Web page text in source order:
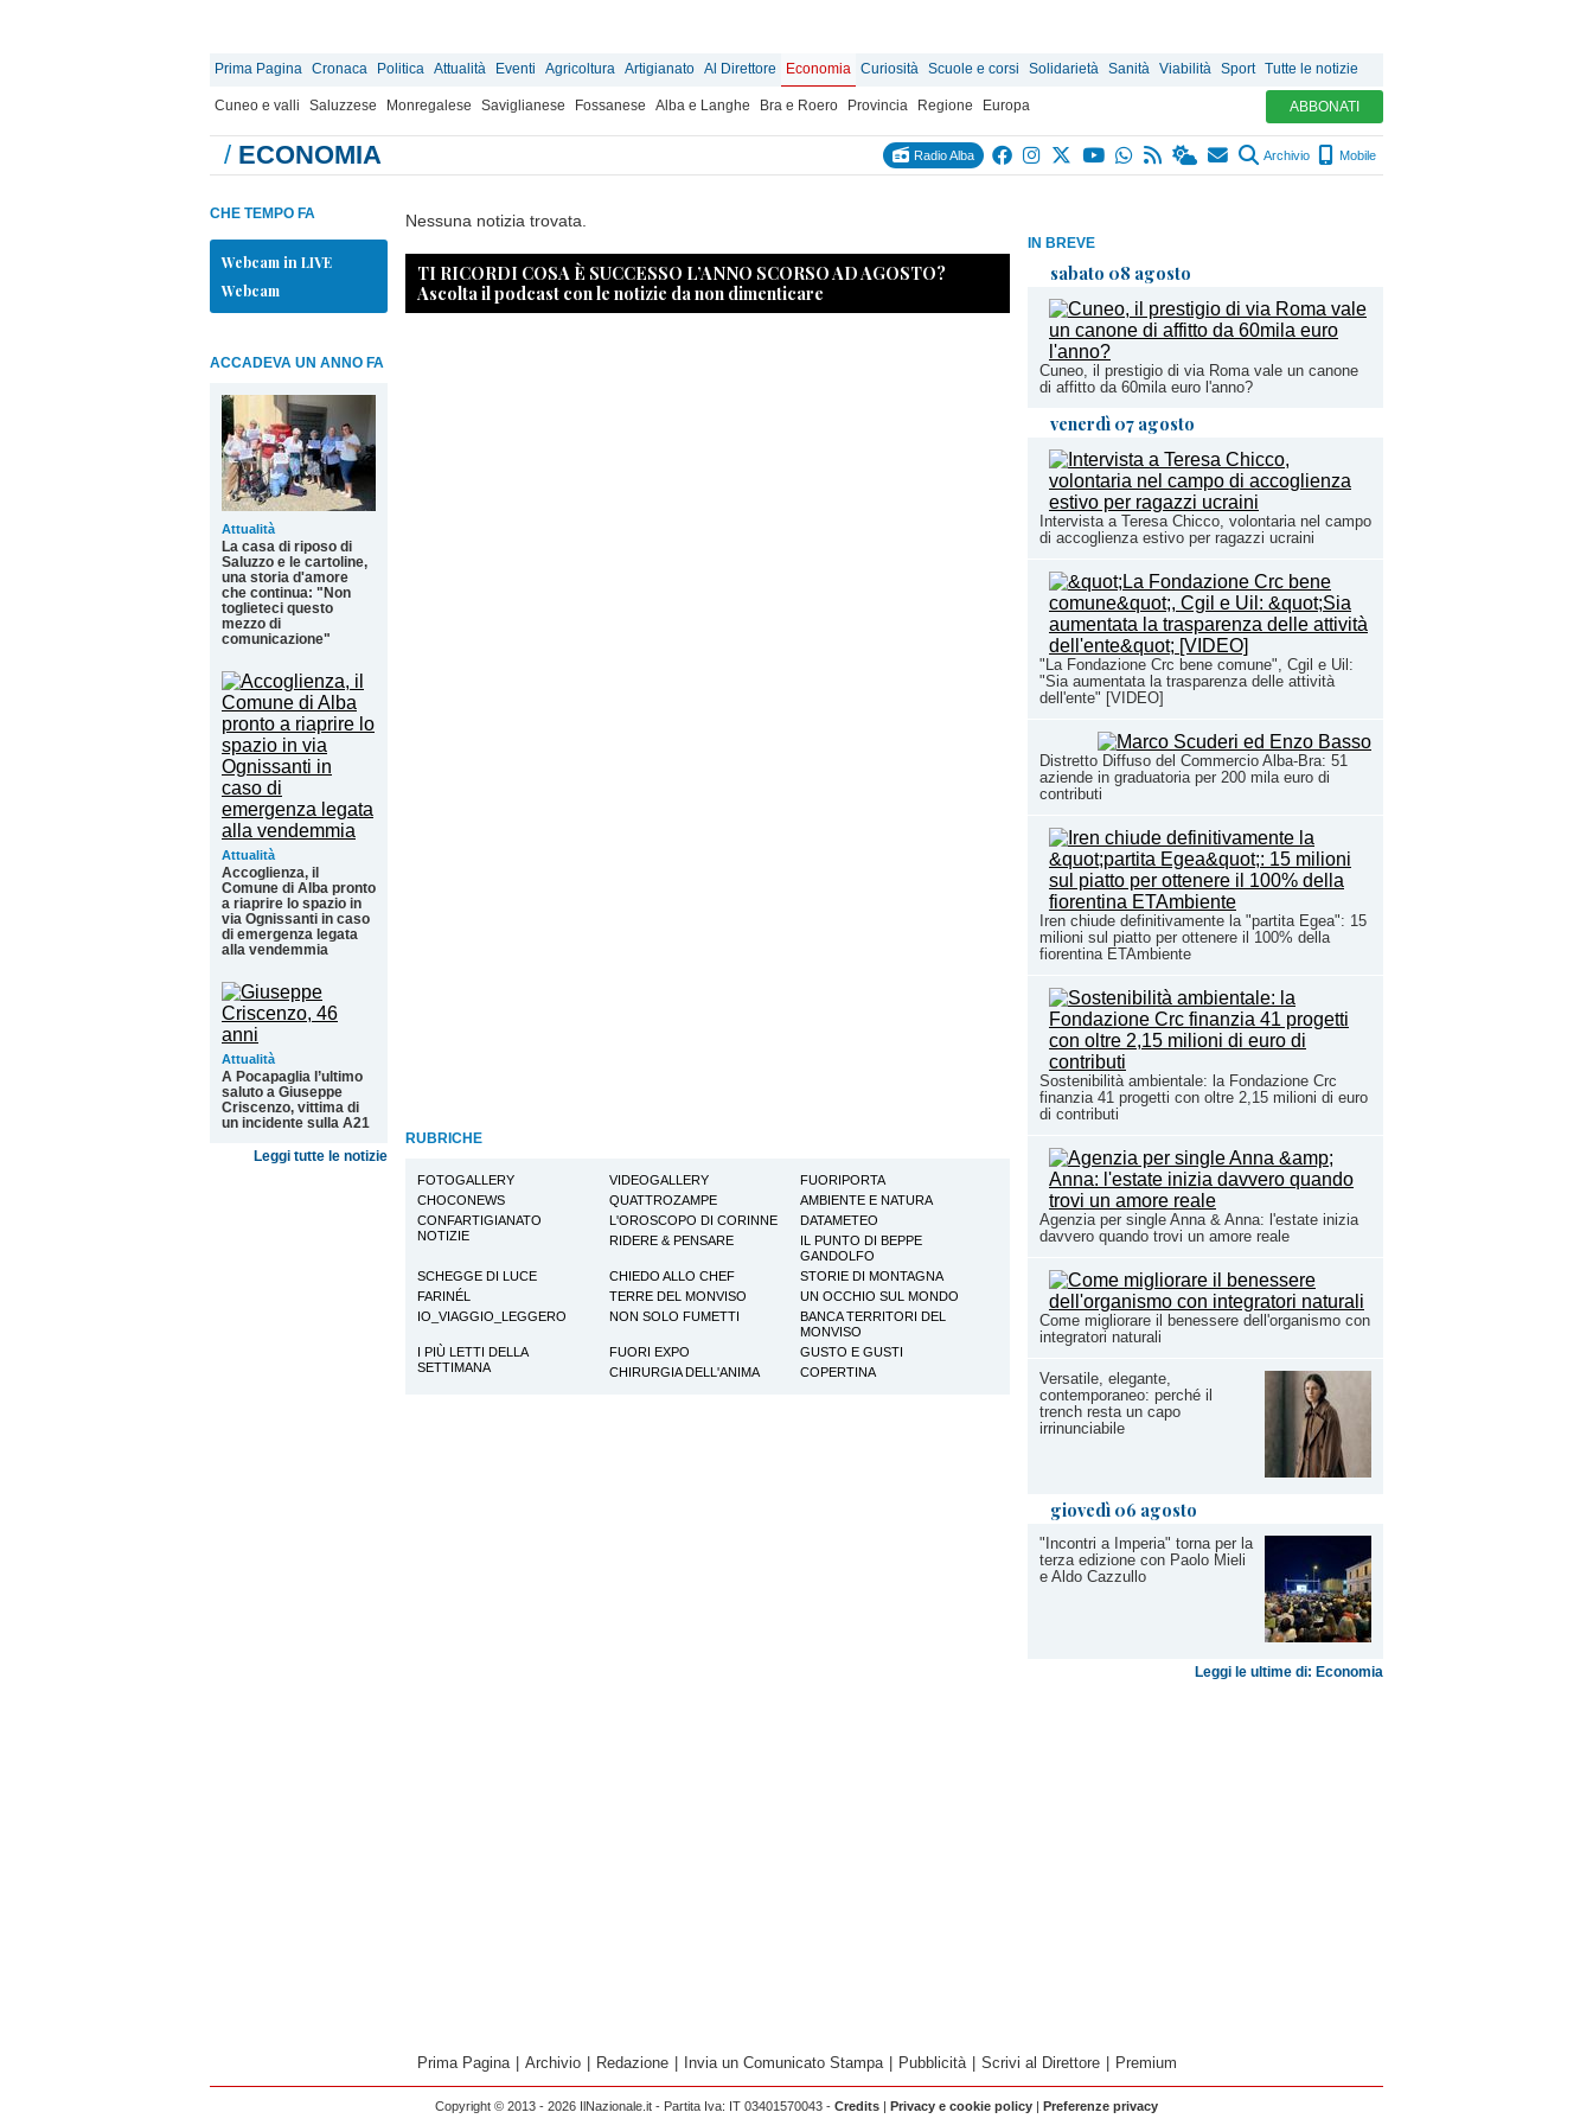
Prima Pagina Cronaca Politica Attualità Eventi Agricoltura Artigianato Al Direttore Economia Curiosità Scuole e corsi Solidarietà Sanità Viabilità Sport Tutte le notizie
Cuneo e valli Saluzzese Monregalese Saviglianese Fossanese Alba e Langhe Bra e Roero Provincia Regione Europa ABBONATI
/ ECONOMIA Radio Alba Archivio Mobile
IN BREVE
sabato 08 agosto
Cuneo, il prestigio di via Roma vale un canone
di affitto da 60mila euro l'anno?
venerdì 07 agosto
Intervista a Teresa Chicco, volontaria nel campo
di accoglienza estivo per ragazzi ucraini
"La Fondazione Crc bene comune", Cgil e Uil:
"Sia aumentata la trasparenza delle attività
dell'ente" [VIDEO]
Distretto Diffuso del Commercio Alba-Bra: 51
aziende in graduatoria per 200 mila euro di
contributi
Iren chiude definitivamente la "partita Egea": 15
milioni sul piatto per ottenere il 100% della
fiorentina ETAmbiente
Sostenibilità ambientale: la Fondazione Crc
finanzia 41 progetti con oltre 2,15 milioni di euro
di contributi
Agenzia per single Anna & Anna: l'estate inizia
davvero quando trovi un amore reale
Come migliorare il benessere dell'organismo con
integratori naturali
Versatile, elegante,
contemporaneo: perché il
trench resta un capo
irrinunciabile
giovedì 06 agosto
"Incontri a Imperia" torna per la
terza edizione con Paolo Mieli
e Aldo Cazzullo
Leggi le ultime di: Economia
CHE TEMPO FA
Webcam in LIVE
Webcam
ACCADEVA UN ANNO FA
Attualità
La casa di riposo di
Saluzzo e le cartoline,
una storia d'amore
che continua: "Non
toglieteci questo
mezzo di
comunicazione"
Attualità
Accoglienza, il
Comune di Alba pronto
a riaprire lo spazio in
via Ognissanti in caso
di emergenza legata
alla vendemmia
Attualità
A Pocapaglia l’ultimo
saluto a Giuseppe
Criscenzo, vittima di
un incidente sulla A21
Leggi tutte le notizie
Nessuna notizia trovata.
TI RICORDI COSA È SUCCESSO L’ANNO SCORSO AD AGOSTO?
Ascolta il podcast con le notizie da non dimenticare
RUBRICHE
FOTOGALLERY VIDEOGALLERY
FUORIPORTA
CHOCONEWS
QUATTROZAMPE
AMBIENTE E NATURA
CONFARTIGIANATO
NOTIZIE
L'OROSCOPO DI CORINNE
DATAMETEO
RIDERE & PENSARE
IL PUNTO DI BEPPE
GANDOLFO
SCHEGGE DI LUCE
CHIEDO ALLO CHEF
STORIE DI MONTAGNA
FARINÉL
TERRE DEL MONVISO
UN OCCHIO SUL MONDO
IO_VIAGGIO_LEGGERO
NON SOLO FUMETTI
BANCA TERRITORI DEL
MONVISO
I PIÙ LETTI DELLA
SETTIMANA
FUORI EXPO
GUSTO E GUSTI
CHIRURGIA DELL'ANIMA
COPERTINA
Prima Pagina Archivio Redazione Invia un Comunicato Stampa Pubblicità Scrivi al Direttore Premium
Copyright © 2013 - 2026 IlNazionale.it - Partita Iva: IT 03401570043 - Credits | Privacy e cookie policy | Preferenze privacy